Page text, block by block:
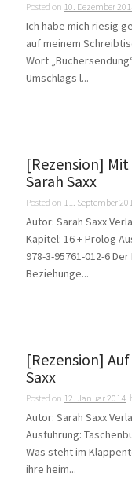
Posted on 10. Dezember
Ich habe mich riesig
auf meinem
Wort
Umschlags l...
[Rezension]
Sarah Saxx
Posted on 11. September
Autor: Sarah Saxx
Kapitel: 16 + Prolog
978-3-95761-012-6
Beziehunge...
[Rezension]
Saxx
Posted on 12. Januar 2014
Autor: Sarah Saxx
Ausführung:
Was steht im
ihre heim...